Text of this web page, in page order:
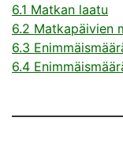
6.1 Matkan laatu
6.2 Matkapäivien
6.3
6.4